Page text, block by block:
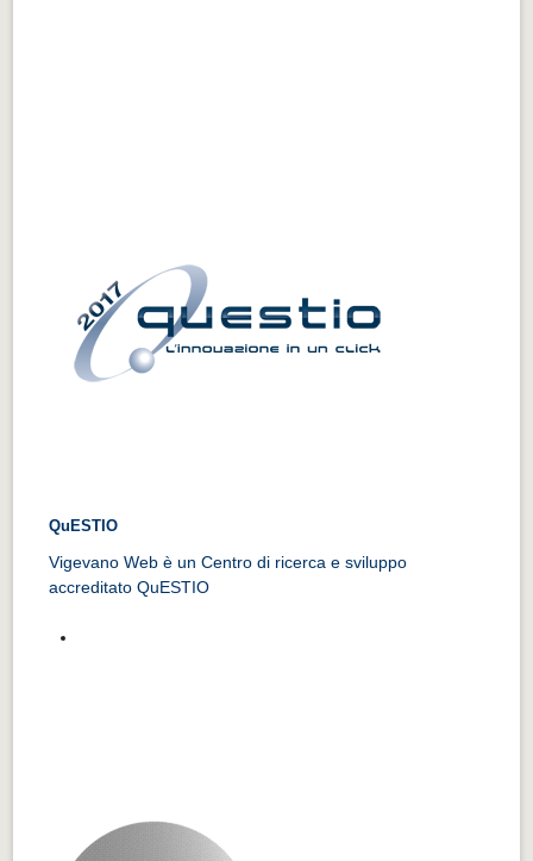
QuESTIO
Vigevano Web è un Centro di ricerca e sviluppo
accreditato QuESTIO